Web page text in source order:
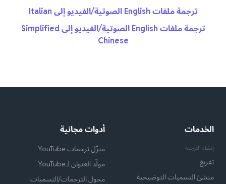
ترجمة ملفات English الصوتية/الفيديو إلى Italian
ترجمة ملفات English الصوتية/الفيديو إلى Simplified
Chinese
الخدمات
إنشاء الترجمة
تفريغ
منشئ التسميات التوضيحية
أدوات مجانية
منزّل ترجمات YouTube
مولّد العنوان لـYouTube
محول الترجمات/التسميات